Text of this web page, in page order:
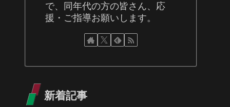
で、同年代の方の皆さん、応
援・ご指導お願いします。
新着記事